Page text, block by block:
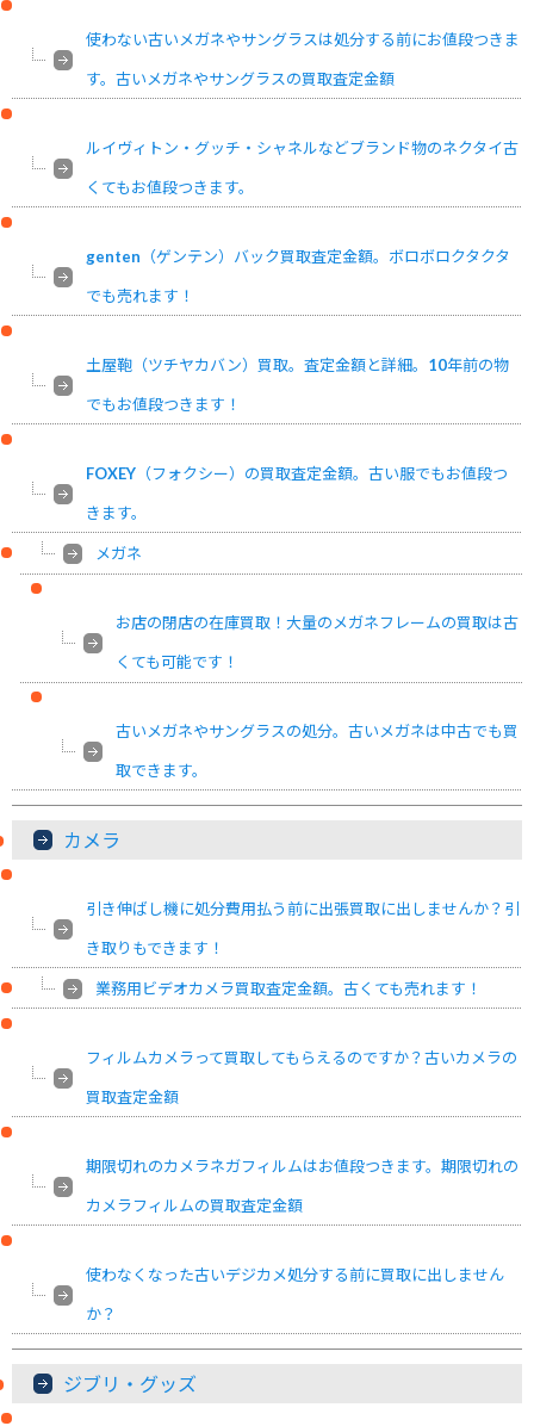
使わない古いメガネやサングラスは処分する前にお値段つきま
す。古いメガネやサングラスの買取査定金額
ルイヴィトン・グッチ・シャネルなどブランド物のネクタイ古
くてもお値段つきます。
genten（ゲンテン）バック買取査定金額。ボロボロクタクタ
でも売れます！
土屋鞄（ツチヤカバン）買取。査定金額と詳細。10年前の物
でもお値段つきます！
FOXEY（フォクシー）の買取査定金額。古い服でもお値段つ
きます。
メガネ
お店の閉店の在庫買取！大量のメガネフレームの買取は古
くても可能です！
古いメガネやサングラスの処分。古いメガネは中古でも買
取できます。
カメラ
引き伸ばし機に処分費用払う前に出張買取に出しませんか？引
き取りもできます！
業務用ビデオカメラ買取査定金額。古くても売れます！
フィルムカメラって買取してもらえるのですか？古いカメラの
買取査定金額
期限切れのカメラネガフィルムはお値段つきます。期限切れの
カメラフィルムの買取査定金額
使わなくなった古いデジカメ処分する前に買取に出しません
か？
ジブリ・グッズ